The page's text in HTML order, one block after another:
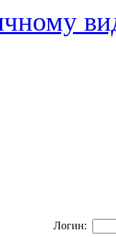
Логин: